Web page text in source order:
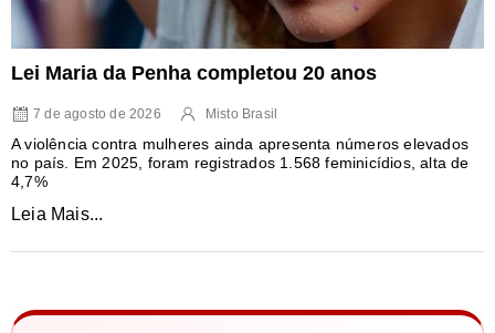
Lei Maria da Penha completou 20 anos
7 de agosto de 2026 Misto Brasil
A violência contra mulheres ainda apresenta números elevados
no país. Em 2025, foram registrados 1.568 feminicídios, alta de
4,7%
Leia Mais...